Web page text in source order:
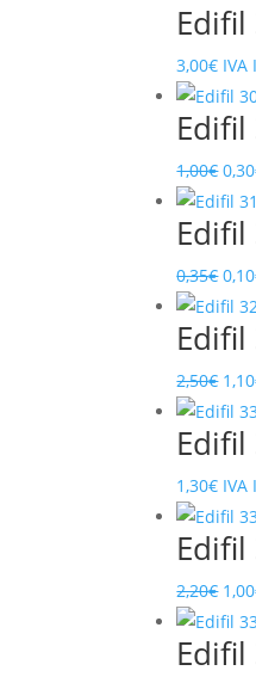
3,00€ IVA
1,00€El
0,30
0,35€El
0,10
2,50€ El
1,10
1,30€ IVA
2,20€ El
1,00